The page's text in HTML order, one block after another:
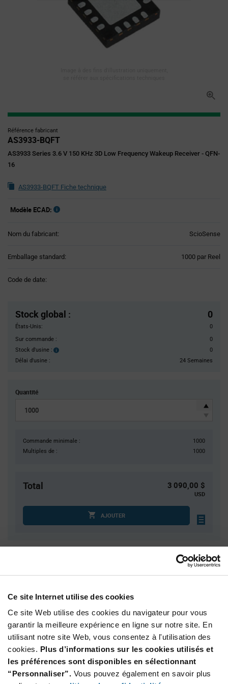
Ce site Internet utilise des cookies
Ce site Web utilise des cookies du navigateur pour vous
garantir la meilleure expérience en ligne sur notre site. En
utilisant notre site Web, vous consentez à l'utilisation des
cookies. Plus d’informations sur les cookies utilisés et
les préférences sont disponibles en sélectionnant
“Personnaliser”. Vous pouvez également en savoir plus
Référence fabricant
AS3933-BQFT
AS3933 Series 3.6 V 150 KHz 3D Low Frequency Wakeup Receiver - QFN-
16
AS3933-BQFT Fiche technique
Modèle ECAD:
Nom du fabricant: ScioSense
Emballage standard: 1000 par Reel
Code de date:
Stock global : 0
États-Unis:
0
Sur commande :
0
Stock d'usine :
Stock
0
Délai d'usine :
24 Semaines
Quantité
Commande minimale :
1000
Multiples de :
1000
Total 3 090,00 $
USD
AJOUTER
1 000+ $3.09
Variant
Information
section
Emballages disponibles
Reel